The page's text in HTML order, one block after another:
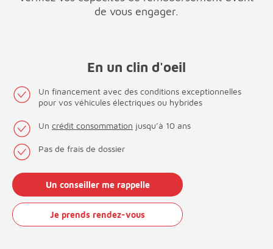
de vous engager.
En un clin d'oeil
Un financement avec des conditions exceptionnelles
pour vos véhicules électriques ou hybrides
Un crédit consommation jusqu’à 10 ans
Pas de frais de dossier
Un conseiller me rappelle
Je prends rendez-vous